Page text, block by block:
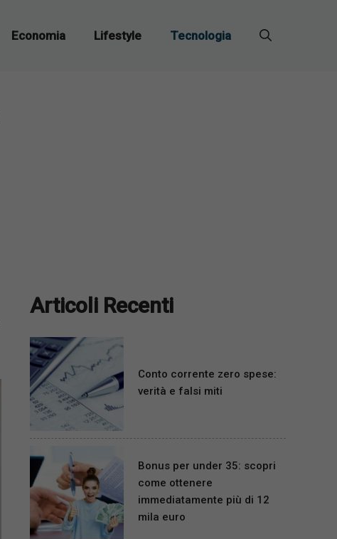
Economia Lifestyle Tecnologia
Articoli Recenti
Conto corrente zero spese:
verità e falsi miti
Bonus per under 35: scopri
come ottenere
immediatamente più di 12
mila euro